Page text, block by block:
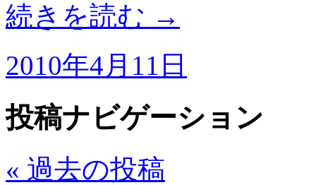
続きを読む →
2010年4月11日
投稿ナビゲーション
« 過去の投稿